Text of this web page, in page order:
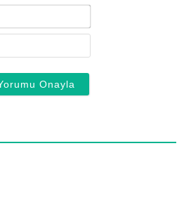
E-